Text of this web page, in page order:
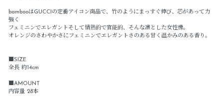
bambooはGUCCIの定番アイコン商品で、竹のようにまっすぐ伸び、芯があって力
強く
フェミニンでエレガントそして情熱的で官能的、そんな凛とした女性像。
オレンジのさわやかさにフェミニンでエレガントさのある甘く温かみのある香り。
■SIZE
全長 約14cm
■AMOUNT
内容量 28本